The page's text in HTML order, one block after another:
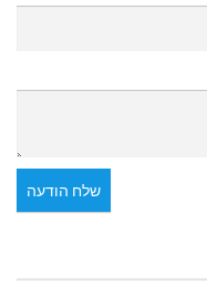
שלח הודעה